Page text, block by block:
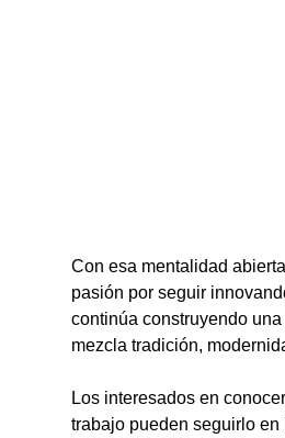
Con esa mentalidad
pasión por seguir
continúa construyendo
mezcla tradición,
Los interesados en
trabajo pueden seguirlo en